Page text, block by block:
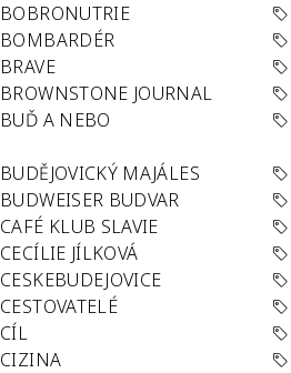
BOBRONUTRIE
BOMBARDÉR
BRAVE
BROWNSTONE JOURNAL
BUĎ A NEBO
BUDĚJOVICKÝ MAJÁLES
BUDWEISER BUDVAR
CAFÉ KLUB SLAVIE
CECÍLIE JÍLKOVÁ
CESKEBUDEJOVICE
CESTOVATELÉ
CÍL
CIZINA